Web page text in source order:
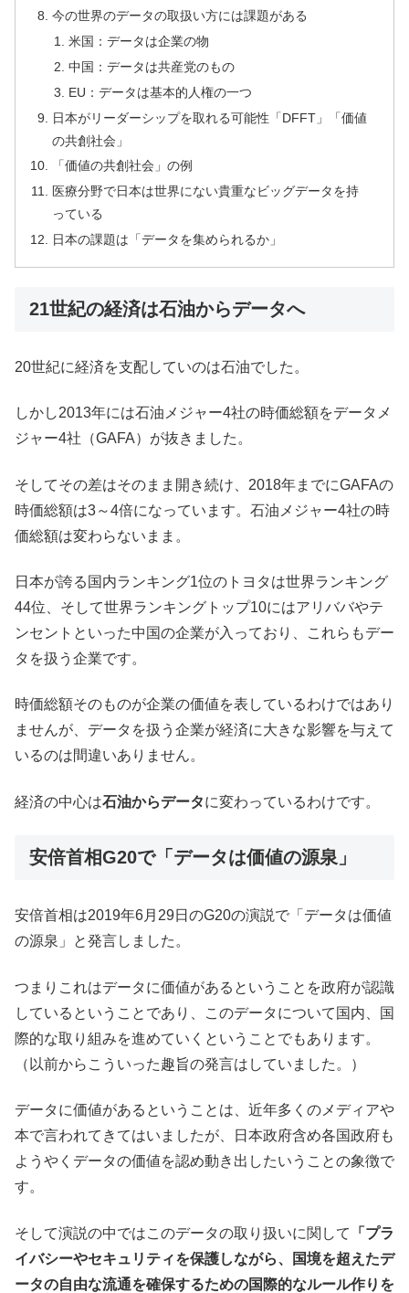
今の世界のデータの取扱い方には課題がある
米国：データは企業の物
中国：データは共産党のもの
EU：データは基本的人権の一つ
日本がリーダーシップを取れる可能性「DFFT」「価値
の共創社会」
「価値の共創社会」の例
医療分野で日本は世界にない貴重なビッグデータを持
っている
日本の課題は「データを集められるか」
21世紀の経済は石油からデータへ
20世紀に経済を支配していのは石油でした。
しかし2013年には石油メジャー4社の時価総額をデータメ
ジャー4社（GAFA）が抜きました。
そしてその差はそのまま開き続け、2018年までにGAFAの
時価総額は3～4倍になっています。石油メジャー4社の時
価総額は変わらないまま。
日本が誇る国内ランキング1位のトヨタは世界ランキング
44位、そして世界ランキングトップ10にはアリババやテ
ンセントといった中国の企業が入っており、これらもデー
タを扱う企業です。
時価総額そのものが企業の価値を表しているわけではあり
ませんが、データを扱う企業が経済に大きな影響を与えて
いるのは間違いありません。
経済の中心は石油からデータに変わっているわけです。
安倍首相G20で「データは価値の源泉」
安倍首相は2019年6月29日のG20の演説で「データは価値
の源泉」と発言しました。
つまりこれはデータに価値があるということを政府が認識
しているということであり、このデータについて国内、国
際的な取り組みを進めていくということでもあります。
（以前からこういった趣旨の発言はしていました。）
データに価値があるということは、近年多くのメディアや
本で言われてきてはいましたが、日本政府含め各国政府も
ようやくデータの価値を認め動き出したいうことの象徴で
す。
そして演説の中ではこのデータの取り扱いに関して
「プラ
イバシーやセキュリティを保護しながら、国境を超えたデ
ータの自由な流通を確保するための国際的なルール作りを